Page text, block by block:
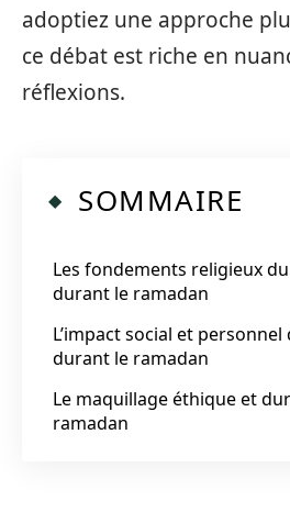
adoptiez une approche
ce débat est riche en
réflexions.
SOMMAIRE
Les fondements religieux
durant le ramadan
L’impact social et
durant le ramadan
Le maquillage éthique et
ramadan